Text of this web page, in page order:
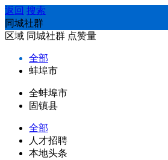
返回 搜索
同城社群
区域 同城社群 点赞量
全部
蚌埠市
全蚌埠市
固镇县
全部
人才招聘
本地头条